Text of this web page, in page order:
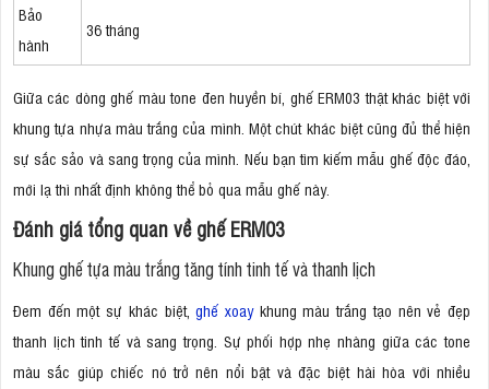
Bảo
hành
36 tháng
Giữa các dòng ghế màu tone đen huyền bí, ghế ERM03 thật khác biệt với
khung tựa nhựa màu trắng của mình. Một chút khác biệt cũng đủ thể hiện
sự sắc sảo và sang trọng của mình. Nếu bạn tìm kiếm mẫu ghế độc đáo,
mới lạ thì nhất định không thể bỏ qua mẫu ghế này.
Đánh giá tổng quan về ghế ERM03
Khung ghế tựa màu trắng tăng tính tinh tế và thanh lịch
Đem đến một sự khác biệt,ghế xoaykhung màu trắng tạo nên vẻ đẹp
thanh lịch tinh tế và sang trọng. Sự phối hợp nhẹ nhàng giữa các tone
màu sắc giúp chiếc nó trở nên nổi bật và đặc biệt hài hòa với nhiều